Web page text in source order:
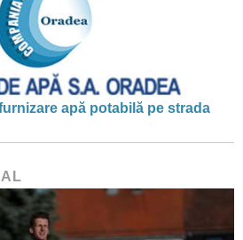
apă potabilă pe strada